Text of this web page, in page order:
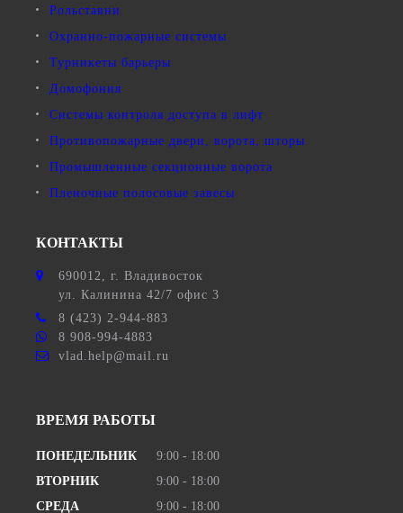
Рольставни
Охранно-пожарные системы
Турникеты барьеры
Домофония
Системы контроля доступа в лифт
Противопожарные двери, ворота, шторы
Промышленные секционные ворота
Пленочные полосовые завесы
КОНТАКТЫ
690012 , г. Владивосток
ул. Калинина 42/7 офис 3
8 (423) 2-944-883
8 908-994-4883
vlad.help@mail.ru
ВРЕМЯ РАБОТЫ
ПОНЕДЕЛЬНИК
9:00 - 18:00
ВТОРНИК
9:00 - 18:00
СРЕДА
9:00 - 18:00